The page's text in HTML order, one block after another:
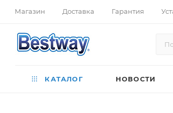
Магазин Доставка Гарантия
КАТАЛОГ НОВОСТИ